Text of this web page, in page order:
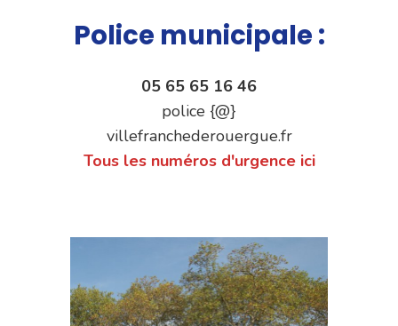
Police municipale :
05 65 65 16 46
police {@}
villefranchederouergue.fr
Tous les numéros d'urgence ici